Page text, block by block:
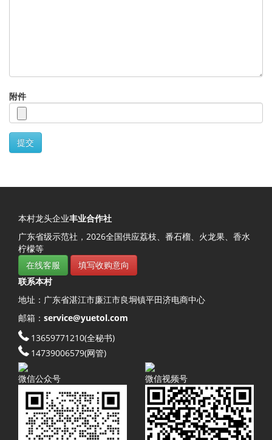
附件
本村龙头企业丰业合作社
广东省级示范社， 2026全国供应荔枝、番石榴、火龙果、香水
柠檬等
在线客服
填写收购意向
联系本村
地址： 广东省湛江市廉江市良垌镇平田济电商中心
邮箱： service@yuetol.com
13659771210(全秘书)
14739006579(网管)
微信公众号 微信视频号